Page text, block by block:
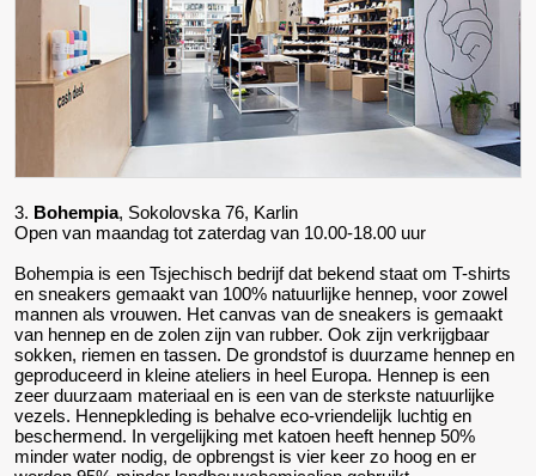
3. Bohempia, Sokolovska 76, Karlin
Open van maandag tot zaterdag van 10.00-18.00 uur
Bohempia is een Tsjechisch bedrijf dat bekend staat om T-shirts
en sneakers gemaakt van 100% natuurlijke hennep, voor zowel
mannen als vrouwen. Het canvas van de sneakers is gemaakt
van hennep en de zolen zijn van rubber. Ook zijn verkrijgbaar
sokken, riemen en tassen. De grondstof is duurzame hennep en
geproduceerd in kleine ateliers in heel Europa. Hennep is een
zeer duurzaam materiaal en is een van de sterkste natuurlijke
vezels. Hennepkleding is behalve eco-vriendelijk luchtig en
beschermend. In vergelijking met katoen heeft hennep 50%
minder water nodig, de opbrengst is vier keer zo hoog en er